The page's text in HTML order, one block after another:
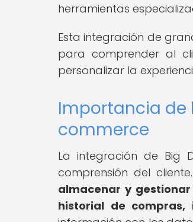
herramientas
Esta integración de
para comprender al
personalizar la
Importancia de
commerce
La integración de Big
comprensión del cliente.
almacenar y
historial de compras,